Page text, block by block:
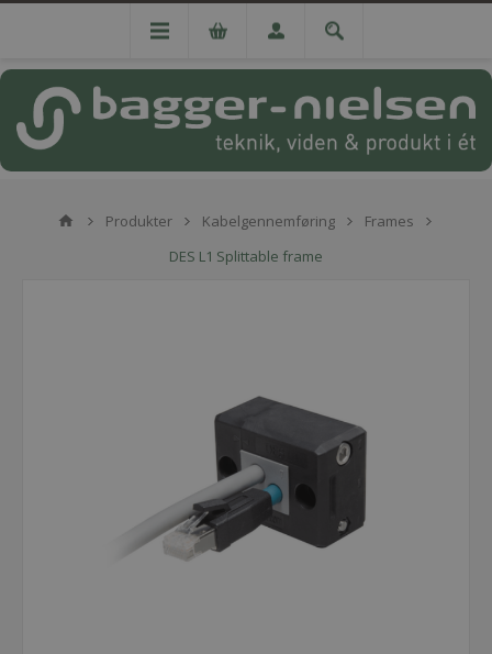
Produkter Kabelgennemføring
Frames
DES L1 Splittable frame